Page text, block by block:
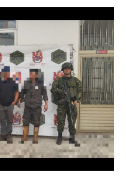
en
la
lucha
la
ilegal
en